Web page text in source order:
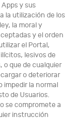
y sus
la utilización de los
la moral y
y el orden
el Portal,
lesivos de
o que de cualquier
o deteriorar
impedir la normal
de Usuarios.
se compromete a
instrucción